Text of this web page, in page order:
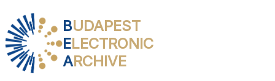
BUDAPEST
ELECTRONIC
ARCHIVE